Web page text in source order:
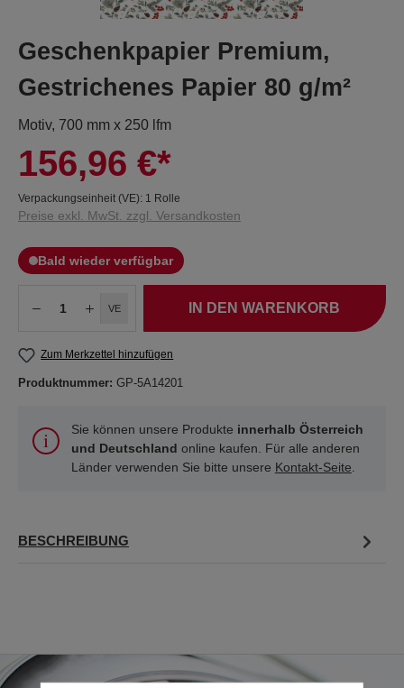
Geschenkpapier Premium,
Gestrichenes Papier 80 g/m²
Motiv, 700 mm x 250 lfm
156,96 €*
Verpackungseinheit (VE): 1 Rolle
Preise exkl. MwSt. zzgl. Versandkosten
Bald wieder verfügbar
VE IN DEN WARENKORB
Zum Merkzettel hinzufügen
Produktnummer: GP-5A14201
Sie können unsere Produkte innerhalb Österreich
und Deutschland online kaufen. Für alle anderen
Länder verwenden Sie bitte unsere Kontakt-Seite.
BESCHREIBUNG